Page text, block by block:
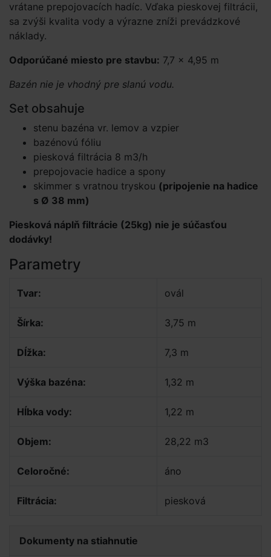
vrátane prepojovacích hadíc. Vďaka pieskovej filtrácii,
sa zvýši kvalita vody a výrazne zníži prevádzkové
náklady.
Odporúčané miesto pre stavbu: 7,7 × 4,95 m
Bazén nie je vhodný pre slanú vodu.
Set obsahuje
stenu bazéna vr. lemov a vzpier
bazénovú fóliu
piesková filtrácia 8 m3/h
prepojovacie hadice a spony
skimmer s vratnou tryskou (pripojenie na hadice
s Ø 38 mm)
Piesková náplň filtrácie (25kg) nie je súčasťou
dodávky!
Parametry
Tvar: ovál
Šírka: 3,75 m
Dĺžka: 7,3 m
Výška bazéna: 1,32 m
Hĺbka vody: 1,22 m
Objem: 28,22 m3
Celoročné: áno
Filtrácia: piesková
Dokumenty na stiahnutie